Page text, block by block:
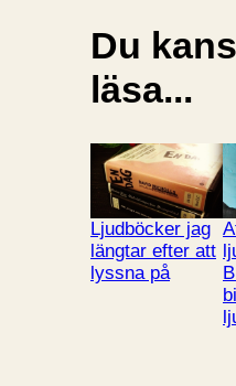
Du
läsa...
Ljudböcker jag
längtar efter att
lyssna på